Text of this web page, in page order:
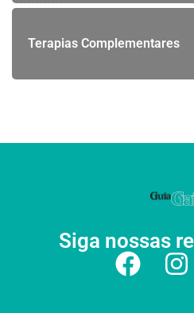
Terapias Complementares
Siga nossas